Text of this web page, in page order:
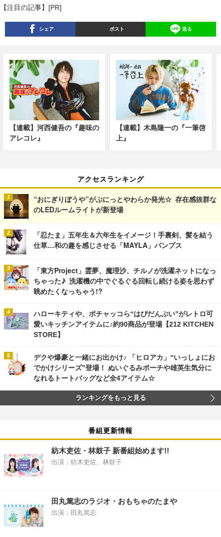
【注目の記事】[PR]
シェア ポスト 送る
【連載】河西健吾の『趣味の
アレコレ』
【連載】木島隆一の『一筆啓
上』
アクセスランキング
“おにぎりぼうや”がぷにっとやわらか発光☆ 存在感抜群な
のLEDルームライトが新登場
「忍たま」五年生＆六年生をイメージ！手裏剣、髪を結う
仕草…和の趣を感じさせる「MAYLA」パンプス
「東方Project」霊夢、魔理沙、チルノが洗濯ネットになっ
ちゃった♪ 洗濯機の中でぐるぐる回転し続ける姿を思わず
眺めたくなっちゃう!?
ハローキティや、ポチャッコら“はぴだんぶい”がレトロ可
愛いキッチンアイテムに♪約90商品が登場【212 KITCHEN
STORE】
デクや爆豪と一緒にお出かけ♪ 「ヒロアカ」“いっしょにお
でかけシリーズ”登場！ ぬいぐるみポーチや雄英生気分に
なれるトートバッグなど全4アイテム☆
ランキングをもっと見る
番組更新情報
紡木吏佐・林鼓子 新番組始めます!!
出演：紡木吏佐、林鼓子
田丸篤志のラジオ・おもちゃのたまや
出演：田丸篤志